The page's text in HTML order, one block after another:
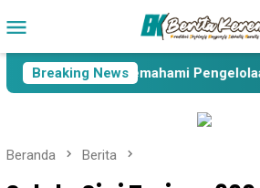
ke
Mobile
Breaking News
Harus Memahami Pengelolaan
Beranda Berita